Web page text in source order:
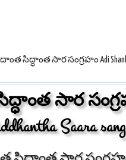
సిద్ధాంత సార సంగ్రహం Adi
సార
Saara